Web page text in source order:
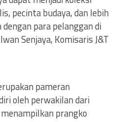
pecinta budaya, dan lebih
para pelanggan di
Senjaya, Komisaris J&T
pameran
oleh perwakilan dari
prangko